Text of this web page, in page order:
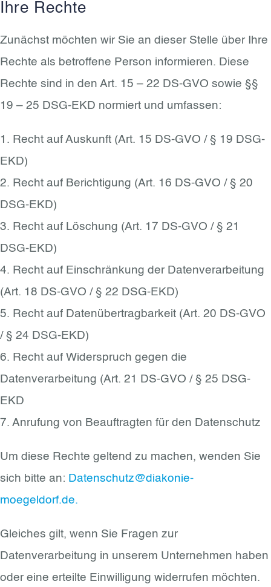
Ihre Rechte
Zunächst möchten wir Sie an dieser Stelle über Ihre
Rechte als betroffene Person informieren. Diese
Rechte sind in den Art. 15 – 22 DS-GVO sowie §§
19 – 25 DSG-EKD normiert und umfassen:
1. Recht auf Auskunft (Art. 15 DS-GVO / § 19 DSG-
EKD)
2. Recht auf Berichtigung (Art. 16 DS-GVO / § 20
DSG-EKD)
3. Recht auf Löschung (Art. 17 DS-GVO / § 21
DSG-EKD)
4. Recht auf Einschränkung der Datenverarbeitung
(Art. 18 DS-GVO / § 22 DSG-EKD)
5. Recht auf Datenübertragbarkeit (Art. 20 DS-GVO
/ § 24 DSG-EKD)
6. Recht auf Widerspruch gegen die
Datenverarbeitung (Art. 21 DS-GVO / § 25 DSG-
EKD
7. Anrufung von Beauftragten für den Datenschutz
Um diese Rechte geltend zu machen, wenden Sie
sich bitte an: Datenschutz@diakonie-
moegeldorf.de.
Gleiches gilt, wenn Sie Fragen zur
Datenverarbeitung in unserem Unternehmen haben
oder eine erteilte Einwilligung widerrufen möchten.